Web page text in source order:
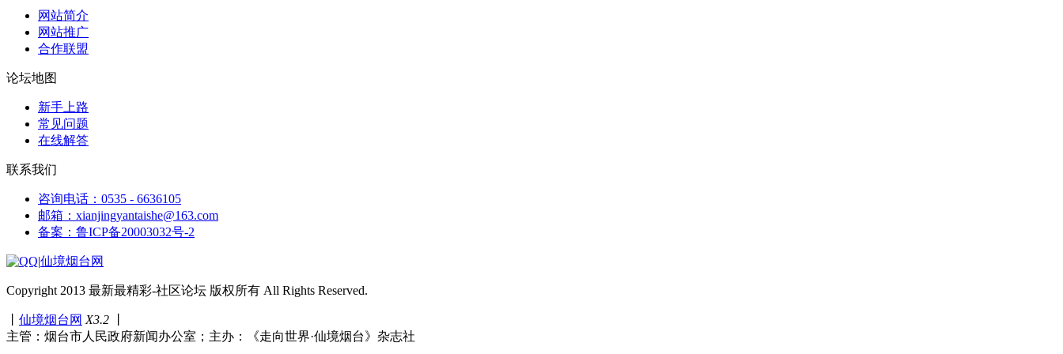
网站简介
网站推广
合作联盟
论坛地图
新手上路
常见问题
在线解答
联系我们
咨询电话：0535 - 6636105
邮箱：xianjingyantaishe@163.com
备案：鲁ICP备20003032号-2
|仙境烟台网
Copyright 2013 最新最精彩-社区论坛 版权所有 All Rights Reserved.
仙境烟台网 X3.2
主管：烟台市人民政府新闻办公室；主办：《走向世界·仙境烟台》杂志社